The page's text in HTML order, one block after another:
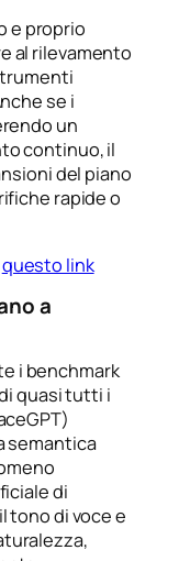
e proprio
al rilevamento
se i
un
continuo, il
del piano
rapide o
questo link
a
i benchmark
quasi tutti i
semantica
di
tono di voce e